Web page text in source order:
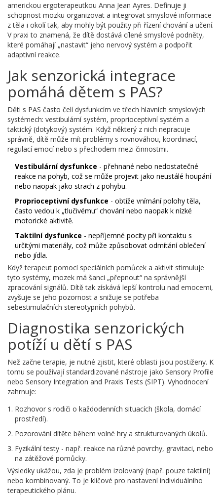
americkou ergoterapeutkou Anna Jean Ayres. Definuje ji
schopnost mozku organizovat a integrovat smyslové informace
z těla i okolí tak, aby mohly být použity při řízení chování a učení.
V praxi to znamená, že dítě dostává cílené smyslové podněty,
které pomáhají „nastavit“ jeho nervový systém a podpořit
adaptivní reakce.
Jak senzorická integrace
pomáhá dětem s PAS?
Děti s PAS často čelí dysfunkcím ve třech hlavních smyslových
systémech: vestibulární systém, proprioceptivní systém a
taktický (dotykový) systém. Když některý z nich nepracuje
správně, dítě může mít problémy s rovnováhou, koordinací,
regulací emocí nebo s přechodem mezi činnostmi.
Vestibulární dysfunkce - přehnané nebo nedostatečné
reakce na pohyb, což se může projevit jako neustálé houpání
nebo naopak jako strach z pohybu.
Proprioceptivní dysfunkce - obtíže vnímání polohy těla,
často vedou k „tlučivému“ chování nebo naopak k nízké
motorické aktivitě.
Taktilní dysfunkce - nepříjemné pocity při kontaktu s
určitými materiály, což může způsobovat odmítání oblečení
nebo jídla.
Když terapeut pomocí speciálních pomůcek a aktivit stimuluje
tyto systémy, mozek má šanci „přepnout“ na správnější
zpracování signálů. Dítě tak získává lepší kontrolu nad emocemi,
zvyšuje se jeho pozornost a snižuje se potřeba
sebestimulačních stereotypních pohybů.
Diagnostika senzorických
potíží u dětí s PAS
Než začne terapie, je nutné zjistit, které oblasti jsou postiženy. K
tomu se používají standardizované nástroje jako Sensory Profile
nebo Sensory Integration and Praxis Tests (SIPT). Vyhodnocení
zahrnuje:
Rozhovor s rodiči o každodenních situacích (škola, domácí
prostředí).
Pozorování dítěte během volné hry a strukturovaných úkolů.
Fyzikální testy - např. reakce na různé povrchy, gravitaci, nebo
na zátěžové pomůcky.
Výsledky ukážou, zda je problém izolovaný (např. pouze taktilní)
nebo kombinovaný. To je klíčové pro nastavení individuálního
terapeutického plánu.